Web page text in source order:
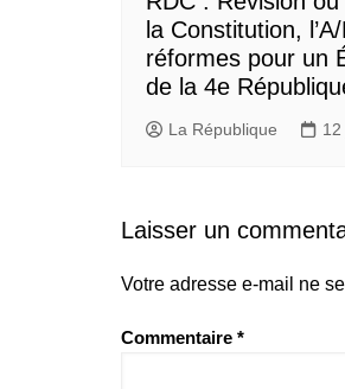
la Constitution,
réformes pour un
de la 4e
La République
Laisser un
Votre adresse e-mail ne
Commentaire *